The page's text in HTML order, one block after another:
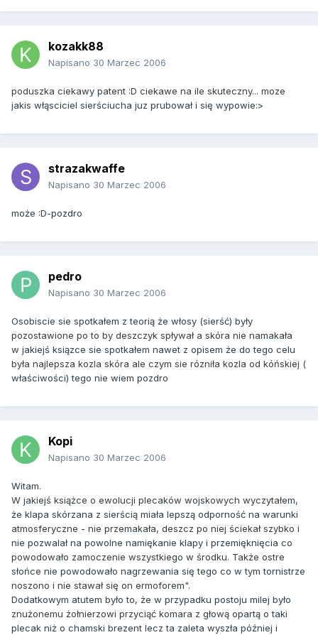
kozakk88
Napisano 30 Marzec 2006
poduszka ciekawy patent :D ciekawe na ile skuteczny... moze
jakis włąsciciel sierściucha juz prubował i się wypowie:>
strazakwaffe
Napisano 30 Marzec 2006
może :D-pozdro
pedro
Napisano 30 Marzec 2006
Osobiscie sie spotkałem z teorią że włosy (sierść) były
pozostawione po to by deszczyk spływał a skóra nie namakała
w jakiejś ksiązce sie spotkałem nawet z opisem że do tego celu
była najlepsza kozla skóra ale czym sie rózniła kozla od kóńskiej (
właściwości) tego nie wiem pozdro
Kopi
Napisano 30 Marzec 2006
Witam.
W jakiejś książce o ewolucji plecaków wojskowych wyczytałem,
że klapa skórzana z sierścią miała lepszą odporność na warunki
atmosferyczne - nie przemakała, deszcz po niej ściekał szybko i
nie pozwalał na powolne namiękanie klapy i przemięknięcia co
powodowało zamoczenie wszystkiego w środku. Także ostre
słońce nie powodowało nagrzewania się tego co w tym tornistrze
noszono i nie stawał się on ermoforem".
Dodatkowym atutem było to, że w przypadku postoju milej było
znużonemu żołnierzowi przyciąć komara z głową opartą o taki
plecak niż o chamski brezent lecz ta zaleta wyszła później i